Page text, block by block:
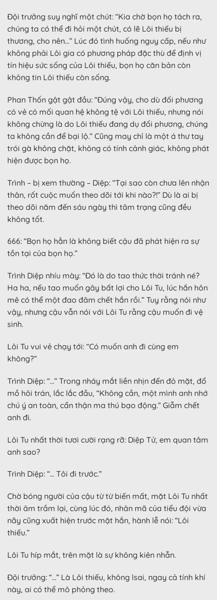
Đội trưởng suy nghĩ một chút: “Kia chờ bọn họ tách ra,
chúng ta có thể đi hỏi một chút, có lẽ Lôi thiếu bị
thương, cho nên…” Lúc đó tình huống nguy cấp, nếu như
không phải Lôi gia có phương pháp đặc thù để định vị
tín hiệu sức sống của Lôi thiếu, bọn họ căn bản còn
không tin Lôi thiếu còn sống.
Phan Thốn gật gật đầu: “Đúng vậy, cho dù đối phương
có vẻ có mối quan hệ không tệ với Lôi thiếu, nhưng nói
không chừng là do Lôi thiếu đang dụ đối phương, chúng
ta không cần để bại lộ.” Cũng may chỉ là một á thư tay
trói gà không chặt, không có tính cảnh giác, không phát
hiện được bọn họ.
Trình – bị xem thường – Diệp: “Tại sao còn chưa lên nhận
thân, rốt cuộc muốn theo dõi tới khi nào?!” Dù là ai bị
theo dõi năm đến sáu ngày thì tâm trạng cũng đều
không tốt.
666: “Bọn họ hẳn là không biết cậu đã phát hiện ra sự
tồn tại của bọn họ.”
Trình Diệp nhíu mày: “Đó là do tao thức thời tránh né?
Ha ha, nếu tao muốn gây bất lợi cho Lôi Tu, lúc hắn hôn
mê có thể một đao đâm chết hắn rồi.” Tuy rằng nói như
vậy, nhưng cậu vẫn nói với Lôi Tu rằng cậu muốn đi vệ
sinh.
Lôi Tu vui vẻ chạy tới: “Có muốn anh đi cùng em
không?”
Trình Diệp: “…” Trong nháy mắt liền nhịn đến đỏ mặt, đổ
mồ hôi trán, lắc lắc đầu, “Không cần, một mình anh nhớ
chú ý an toàn, cẩn thận ma thú bạo động.” Giẫm chết
anh đi.
Lôi Tu nhất thời tươi cười rạng rỡ: Diệp Tử, em quan tâm
anh sao?
Trình Diệp: “… Tôi đi trước.”
Chờ bóng người của cậu từ từ biến mất, mặt Lôi Tu nhất
thời âm trầm lại, cùng lúc đó, nhân mã của tiểu đội vừa
nãy cũng xuất hiện trước mặt hắn, hành lễ nói: “Lôi
thiếu.”
Lôi Tu híp mắt, trên mặt là sự không kiên nhẫn.
Đội trưởng: “…” Là Lôi thiếu, không lsai, ngay cả tính khí
này, ai có thể mô phỏng theo.